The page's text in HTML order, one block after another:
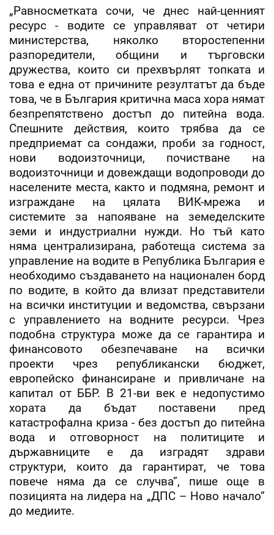
„Равносметката сочи, че днес най-ценният
ресурс - водите се управляват от четири
министерства, няколко второстепенни
разпоредители, общини и търговски
дружества, които си прехвърлят топката и
това е една от причините резултатът да бъде
това, че в България критична маса хора нямат
безпрепятствено достъп до питейна вода.
Спешните действия, които трябва да се
предприемат са сондажи, проби за годност,
нови водоизточници, почистване на
водоизточници и довеждащи водопроводи до
населените места, както и подмяна, ремонт и
изграждане на цялата ВИК-мрежа и
системите за напояване на земеделските
земи и индустриални нужди. Но тъй като
няма централизирана, работеща система за
управление на водите в Република България е
необходимо създаването на национален борд
по водите, в който да влизат представители
на всички институции и ведомства, свързани
с управлението на водните ресурси. Чрез
подобна структура може да се гарантира и
финансовото обезпечаване на всички
проекти чрез републикански бюджет,
европейско финансиране и привличане на
капитал от ББР. В 21-ви век е недопустимо
хората да бъдат поставени пред
катастрофална криза - без достъп до питейна
вода и отговорност на политиците и
държавниците е да изградят здрави
структури, които да гарантират, че това
повече няма да се случва”, пише още в
позицията на лидера на „ДПС – Ново начало”
до медиите.